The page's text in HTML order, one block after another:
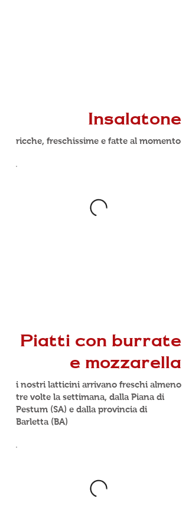
Insalatone
ricche, freschissime e fatte al momento
Piatti con burrate
e mozzarella
i nostri latticini arrivano freschi almeno
tre volte la settimana, dalla Piana di
Pestum (SA) e dalla provincia di
Barletta (BA)